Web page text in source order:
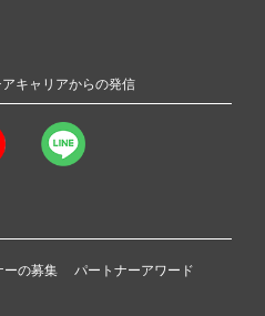
キャリアからの発信
ーの募集 パートナーアワード